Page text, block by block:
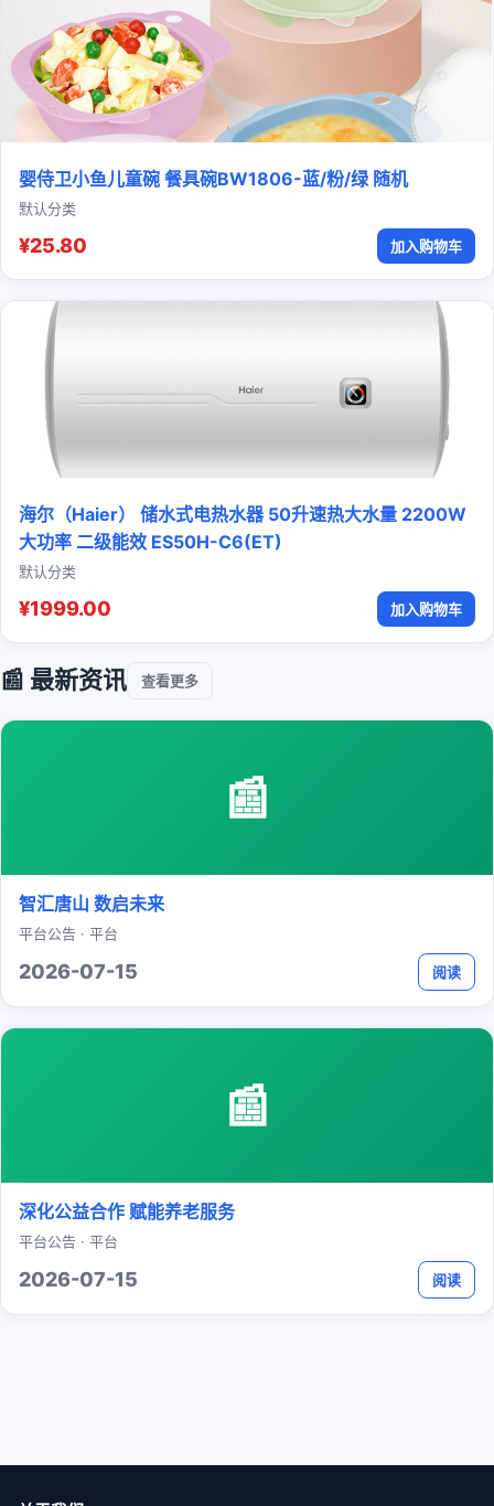
婴侍卫小鱼儿童碗 餐具碗BW1806-蓝/粉/绿 随机
默认分类
¥25.80 加入购物车
海尔（Haier） 储水式电热水器 50升速热大水量 2200W
大功率 二级能效 ES50H-C6(ET)
默认分类
¥1999.00 加入购物车
📰 最新资讯 查看更多
📰
智汇唐山 数启未来
平台公告 · 平台
2026-07-15 阅读
📰
深化公益合作 赋能养老服务
平台公告 · 平台
2026-07-15 阅读